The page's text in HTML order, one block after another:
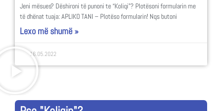
Jeni mësues? Dëshironi të punoni te “Koliqi”? Plotësoni formularin me
të dhënat tuaja: APLIKO TANI – Plotëso formularin! Nqs butoni
Lexo më shumë »
16.05.2022